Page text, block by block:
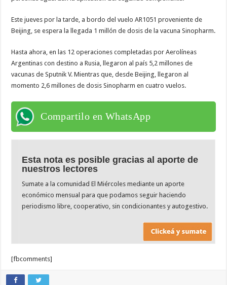
Este jueves por la tarde, a bordo del vuelo AR1051 proveniente de
Beijing, se espera la llegada 1 millón de dosis de la vacuna Sinopharm.
Hasta ahora, en las 12 operaciones completadas por Aerolíneas
Argentinas con destino a Rusia, llegaron al país 5,2 millones de
vacunas de Sputnik V. Mientras que, desde Beijing, llegaron al
momento 2,6 millones de dosis Sinopharm en cuatro vuelos.
Compartilo en WhatsApp
Esta nota es posible gracias al aporte de
nuestros lectores
Sumate a la comunidad El Miércoles mediante un aporte
económico mensual para que podamos seguir haciendo
periodismo libre, cooperativo, sin condicionantes y autogestivo.
[fbcomments]